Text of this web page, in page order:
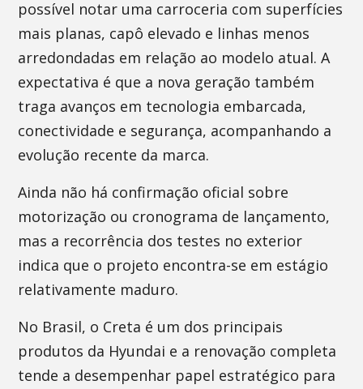
possível notar uma carroceria com superfícies
mais planas, capô elevado e linhas menos
arredondadas em relação ao modelo atual. A
expectativa é que a nova geração também
traga avanços em tecnologia embarcada,
conectividade e segurança, acompanhando a
evolução recente da marca.
Ainda não há confirmação oficial sobre
motorização ou cronograma de lançamento,
mas a recorrência dos testes no exterior
indica que o projeto encontra-se em estágio
relativamente maduro.
No Brasil, o Creta é um dos principais
produtos da Hyundai e a renovação completa
tende a desempenhar papel estratégico para